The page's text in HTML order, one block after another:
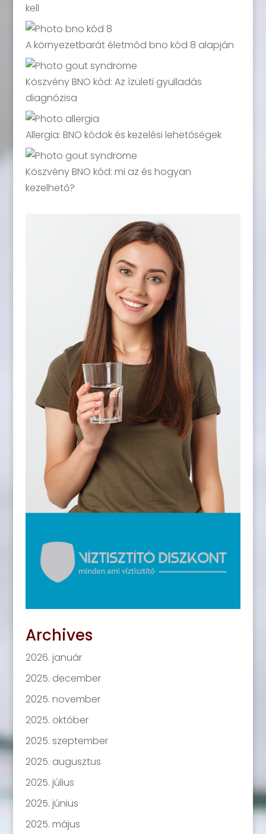
kell
A környezetbarát életmód bno kód 8 alapján
Köszvény BNO kód: Az ízületi gyulladás
diagnózisa
Allergia: BNO kódok és kezelési lehetőségek
Köszvény BNO kód: mi az és hogyan
kezelhető?
Archives
2026. január
2025. december
2025. november
2025. október
2025. szeptember
2025. augusztus
2025. július
2025. június
2025. május